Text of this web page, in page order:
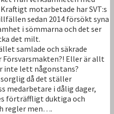
motarbetade har SVT:s
sedan 2014 försökt syna
i sömmarna och det ser
det milt.
samlade och säkrade
Eller är allt
inte lett någonstans?
då det ställer
medarbetare i dålig dager,
förträffligt duktiga och
regler men….